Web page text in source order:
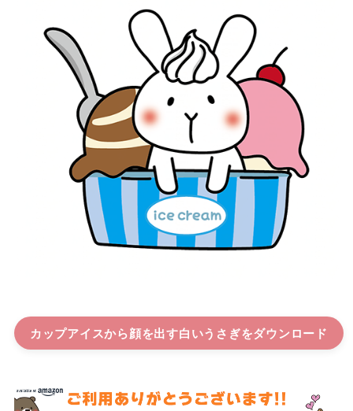
カップアイスから顔を出す白いうさぎ